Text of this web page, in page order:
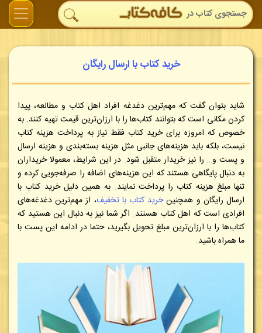
خرید کتاب با ارسال رایگان
شاید بتوان گفت که مهم‌ترین دغدغه افراد اهل کتاب و مطالعه، پیدا
کردن مکانی است که بتوانند کتاب‌ها را با ارزان‌ترین قیمت تهیه کنند. به
خصوص که امروزه برای خرید کتاب فقط نیاز به پرداخت هزینه کتاب
نیست، بلکه باید هزینه‌های جانبی مثل هزینه بسته‌بندی و هزینه ارسال
و پست و… را نیز خریدار متقبل شود. در این شرایط، معمولا خریداران
به دنبال پایگاهی هستند که این هزینه‌های اضافه را صرفه‌جویی کرده و
تنها مبلغ هزینه کتاب را پرداخت نمایند. به همین دلیل خرید کتاب با
ارسال رایگان و همچنینخرید کتاب با تخفیف، از مهم‌ترین دغدغه‌های
افرادی است که اهل کتاب هستند. اگر شما نیز به دنبال این هستید که
کتاب‌ها را با ارزان‌ترین مبلغ تحویل بگیرید، حتما در ادامه این پست با
ما همراه باشید.